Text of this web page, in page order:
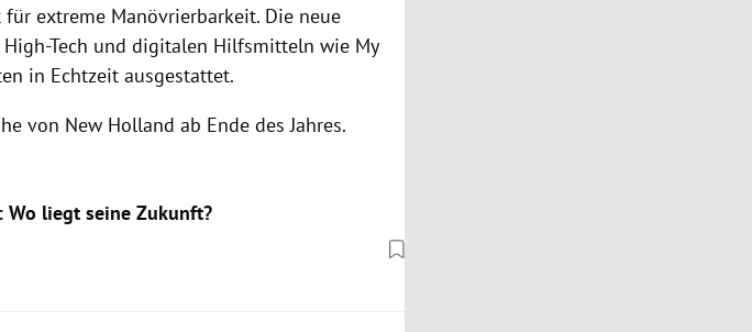
extreme Manövrierbarkeit. Die neue
Tech und digitalen Hilfsmitteln wie My
in Echtzeit ausgestattet.
von New Holland ab Ende des Jahres.
Wo liegt seine Zukunft?